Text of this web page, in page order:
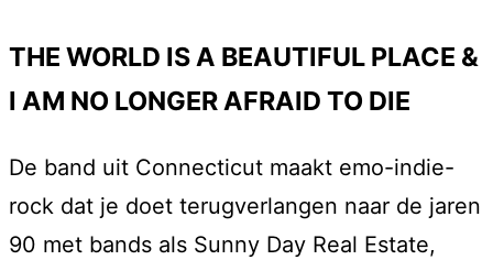
THE WORLD IS A BEAUTIFUL PLACE &
I AM NO LONGER AFRAID TO DIE
De band uit Connecticut maakt emo-indie-
rock dat je doet terugverlangen naar de jaren
90 met bands als Sunny Day Real Estate,